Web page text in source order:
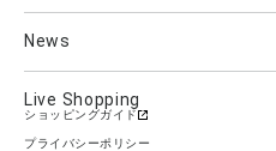
COLOR GADGET
News
Live Shopping
ショッピングガイド
プライバシーポリシー